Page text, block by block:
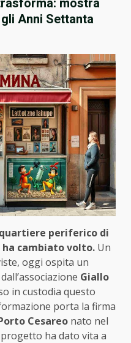
mostra
Anni Settanta
periferico di
ha cambiato volto. Un
oggi ospita un
Giallo
in custodia questo
porta la firma
Cesareo nato nel
ha dato vita a